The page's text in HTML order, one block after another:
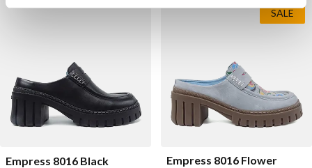
Empress 8016 Black
Empress 8016 Flower
SALE